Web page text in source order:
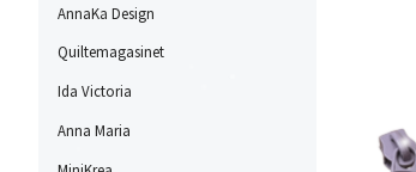
AnnaKa Design
Quiltemagasinet
Ida Victoria
Anna Maria